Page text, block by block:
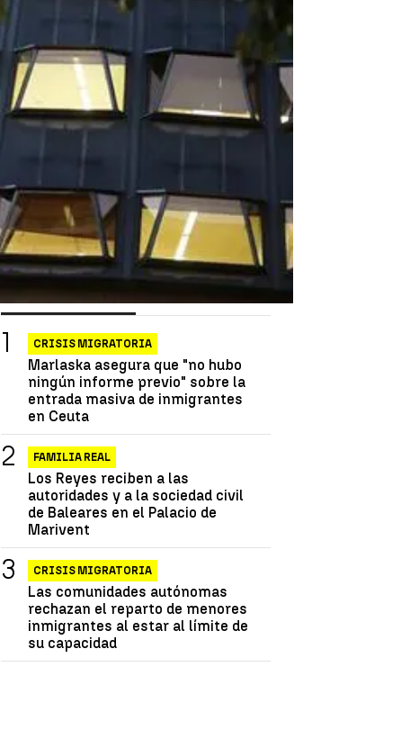
Las más vistas Lo último
CRISIS MIGRATORIA
Marlaska asegura que "no hubo
ningún informe previo" sobre la
entrada masiva de inmigrantes
en Ceuta
FAMILIA REAL
Los Reyes reciben a las
autoridades y a la sociedad civil
de Baleares en el Palacio de
Marivent
CRISIS MIGRATORIA
Las comunidades autónomas
rechazan el reparto de menores
inmigrantes al estar al límite de
su capacidad